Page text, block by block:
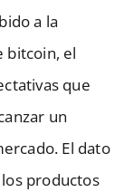
a la
bitcoin, el
que
un
El dato
productos